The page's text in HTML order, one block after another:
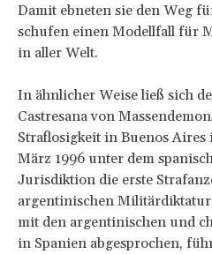
Damit ebneten sie den Weg
schufen einen Modellfall für
in aller Welt.
In ähnlicher Weise ließ sich
Castresana von
Straflosigkeit in Buenos
März 1996 unter dem
Jurisdiktion die erste
argentinischen
mit den argentinischen und
in Spanien abgesprochen,